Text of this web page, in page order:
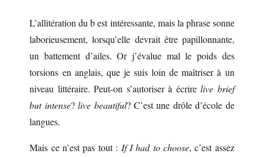
L’allitération du b est intéressante, mais la phrase sonne
laborieusement, lorsqu’elle devrait être papillonnante,
un battement d’ailes. Or j’évalue mal le poids des
torsions en anglais, que je suis loin de maîtriser à un
niveau littéraire. Peut-on s’autoriser à écrirelive brief
but intense?live beautiful? C’est une drôle d’école de
langues.
Mais ce n’est pas tout : If I had to choose, c’est assez